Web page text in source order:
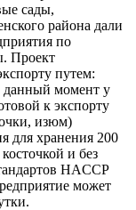
сады,
района дали
по
Проект
путем:
данный момент у
к экспорту
изюм)
для хранения 200
и без
HACCP
может